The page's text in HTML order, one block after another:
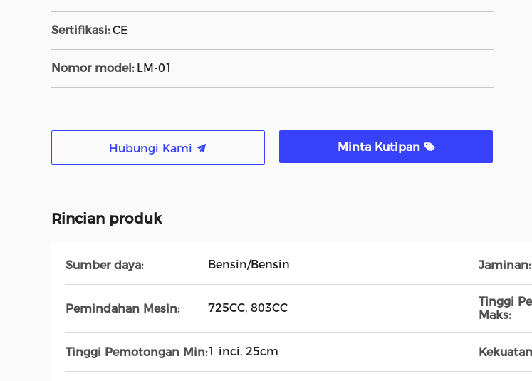
Sertifikasi: CE
Nomor model: LM-01
Hubungi Kami Minta Kutipan
Rincian produk
Sumber daya: Bensin/Bensin Jaminan:
Pemindahan Mesin: 725CC, 803CC
Tinggi
Maks:
Tinggi Pemotongan Min:1 inci, 25cm